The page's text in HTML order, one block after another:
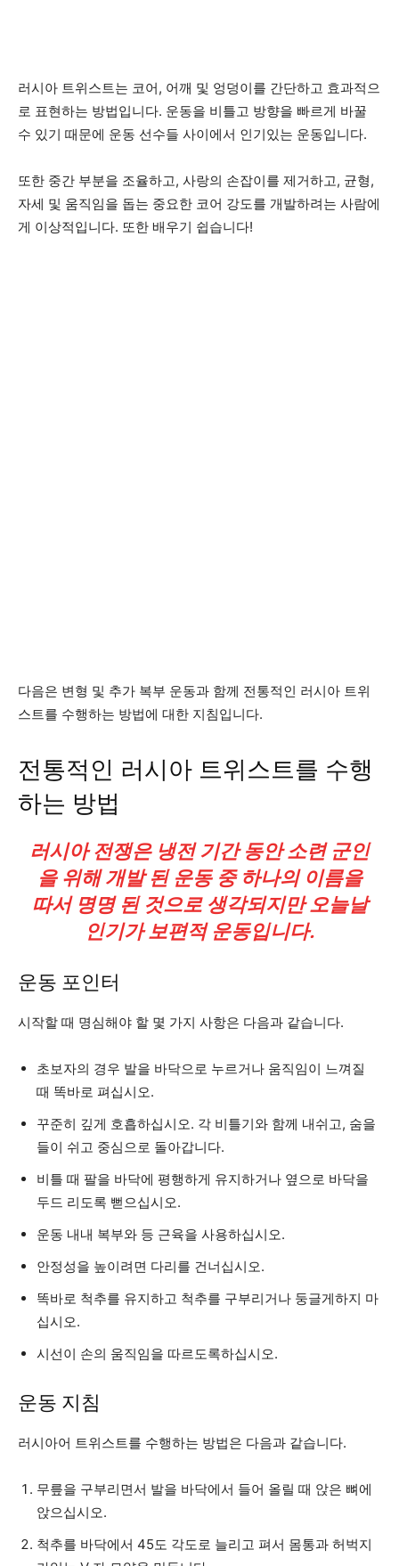
러시아 트위스트는 코어, 어깨 및 엉덩이를 간단하고 효과적으
로 표현하는 방법입니다. 운동을 비틀고 방향을 빠르게 바꿀
수 있기 때문에 운동 선수들 사이에서 인기있는 운동입니다.
또한 중간 부분을 조율하고, 사랑의 손잡이를 제거하고, 균형,
자세 및 움직임을 돕는 중요한 코어 강도를 개발하려는 사람에
게 이상적입니다. 또한 배우기 쉽습니다!
다음은 변형 및 추가 복부 운동과 함께 전통적인 러시아 트위
스트를 수행하는 방법에 대한 지침입니다.
전통적인 러시아 트위스트를 수행
하는 방법
러시아 전쟁은 냉전 기간 동안 소련 군인
을 위해 개발 된 운동 중 하나의 이름을
따서 명명 된 것으로 생각되지만 오늘날
인기가 보편적 운동입니다.
운동 포인터
시작할 때 명심해야 할 몇 가지 사항은 다음과 같습니다.
초보자의 경우 발을 바닥으로 누르거나 움직임이 느껴질
때 똑바로 펴십시오.
꾸준히 깊게 호흡하십시오. 각 비틀기와 함께 내쉬고, 숨을
들이 쉬고 중심으로 돌아갑니다.
비틀 때 팔을 바닥에 평행하게 유지하거나 옆으로 바닥을
두드 리도록 뻗으십시오.
운동 내내 복부와 등 근육을 사용하십시오.
안정성을 높이려면 다리를 건너십시오.
똑바로 척추를 유지하고 척추를 구부리거나 둥글게하지 마
십시오.
시선이 손의 움직임을 따르도록하십시오.
운동 지침
러시아어 트위스트를 수행하는 방법은 다음과 같습니다.
무릎을 구부리면서 발을 바닥에서 들어 올릴 때 앉은 뼈에
앉으십시오.
척추를 바닥에서 45도 각도로 늘리고 펴서 몸통과 허벅지